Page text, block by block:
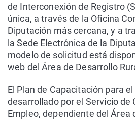
de Interconexión de Registro
única, a través de la Oficina
Diputación más cercana, y a
la Sede Electrónica de la
modelo de solicitud está
web del Área de Desarrollo
El Plan de Capacitación para
desarrollado por el Servicio de
Empleo, dependiente del Área